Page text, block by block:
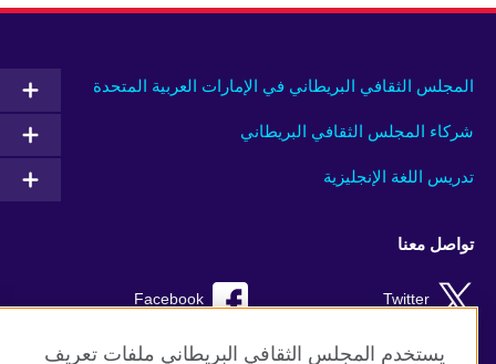
المجلس الثقافي البريطاني في الإمارات العربية المتحدة
شركاء المجلس الثقافي البريطاني
تدريس اللغة الإنجليزية
تواصل معنا
Facebook Twitter
Instagram RSS
يستخدم المجلس الثقافي البريطاني ملفات تعريف